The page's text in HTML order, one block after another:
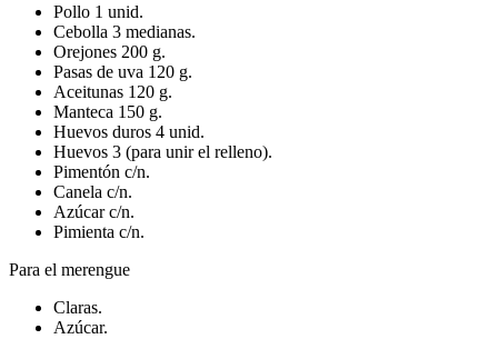
Pollo 1 unid.
Cebolla 3 medianas.
Orejones 200 g.
Pasas de uva 120 g.
Aceitunas 120 g.
Manteca 150 g.
Huevos duros 4 unid.
Huevos 3 (para unir el relleno).
Pimentón c/n.
Canela c/n.
Azúcar c/n.
Pimienta c/n.
Para el merengue
Claras.
Azúcar.